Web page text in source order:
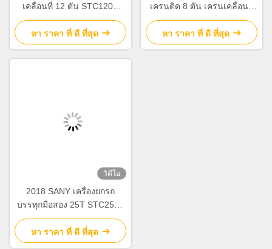
เคลื่อนที่ 12 ตัน STC120C
2020
หา ราคา ที่ ดี ที่สุด
เครนติด 8 ตัน เครนเคลื่อนที่
2012 QY8A ใช้
หา ราคา ที่ ดี ที่สุด
วิดีโอ
2018 SANY เครื่องยกรถ
บรรทุกมือสอง 25T STC250T
เครื่องยกเครนเคลื่อนไหวแบบ
ไฮดรอลิกเต็ม
หา ราคา ที่ ดี ที่สุด